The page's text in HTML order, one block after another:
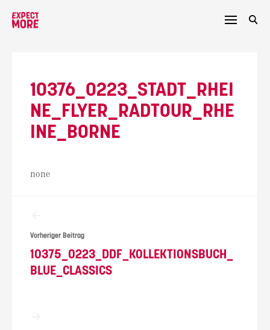
10376_0223_STADT_RHEI
NE_FLYER_RADTOUR_RHE
INE_BORNE
none
Vorheriger Beitrag
10375_0223_DDF_KOLLEKTIONSBUCH_
BLUE_CLASSICS